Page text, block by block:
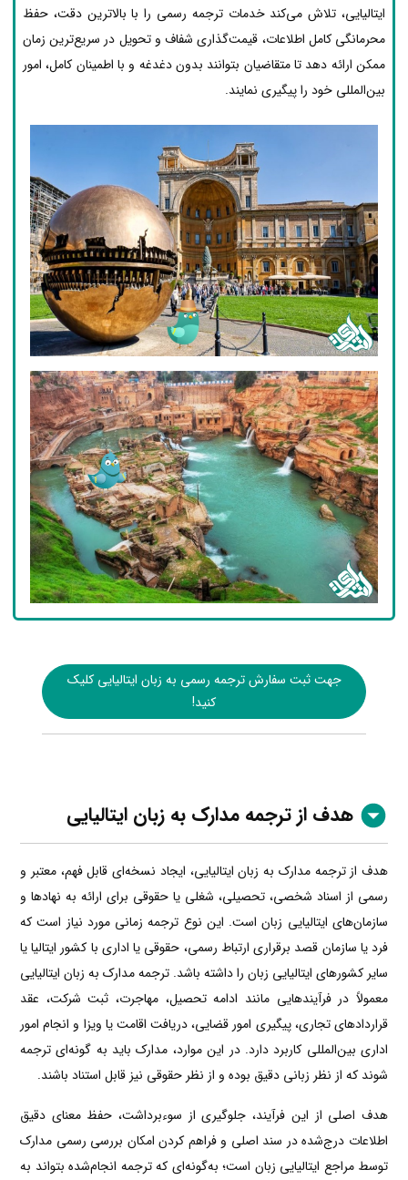
ایتالیایی، تلاش می‌کند خدمات ترجمه رسمی را با بالاترین دقت، حفظ
محرمانگی کامل اطلاعات، قیمت‌گذاری شفاف و تحویل در سریع‌ترین زمان
ممکن ارائه دهد تا متقاضیان بتوانند بدون دغدغه و با اطمینان کامل، امور
بین‌المللی خود را پیگیری نمایند.
جهت ثبت سفارش ترجمه رسمی به زبان ایتالیایی کلیک
کنید!
هدف از ترجمه مدارک به زبان ایتالیایی
هدف از ترجمه مدارک به زبان ایتالیایی، ایجاد نسخه‌ای قابل فهم، معتبر و
رسمی از اسناد شخصی، تحصیلی، شغلی یا حقوقی برای ارائه به نهادها و
سازمان‌های ایتالیایی زبان است. این نوع ترجمه زمانی مورد نیاز است که
فرد یا سازمان قصد برقراری ارتباط رسمی، حقوقی یا اداری با کشور ایتالیا یا
سایر کشورهای ایتالیایی زبان را داشته باشد. ترجمه مدارک به زبان ایتالیایی
معمولاً در فرآیندهایی مانند ادامه تحصیل، مهاجرت، ثبت شرکت، عقد
قراردادهای تجاری، پیگیری امور قضایی، دریافت اقامت یا ویزا و انجام امور
اداری بین‌المللی کاربرد دارد. در این موارد، مدارک باید به گونه‌ای ترجمه
شوند که از نظر زبانی دقیق بوده و از نظر حقوقی نیز قابل استناد باشند.
هدف اصلی از این فرآیند، جلوگیری از سوءبرداشت، حفظ معنای دقیق
اطلاعات درج‌شده در سند اصلی و فراهم کردن امکان بررسی رسمی مدارک
توسط مراجع ایتالیایی زبان است؛ به‌گونه‌ای که ترجمه انجام‌شده بتواند به